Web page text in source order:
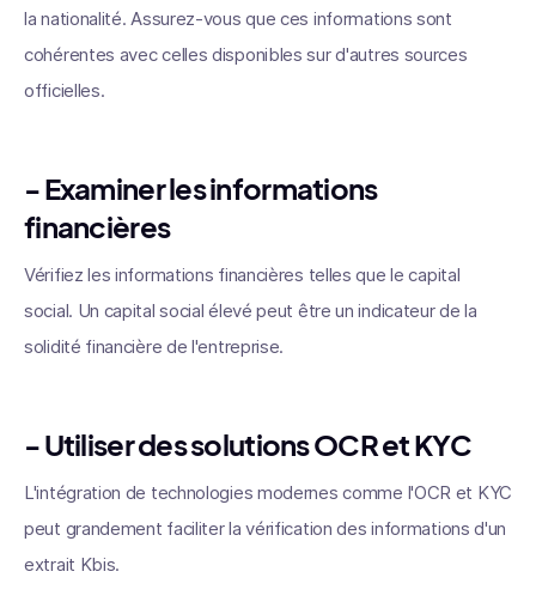
la nationalité. Assurez-vous que ces informations sont
cohérentes avec celles disponibles sur d'autres sources
officielles.
- Examiner les informations
financières
Vérifiez les informations financières telles que le capital
social. Un capital social élevé peut être un indicateur de la
solidité financière de l'entreprise.
- Utiliser des solutions OCR et KYC
L'intégration de technologies modernes comme l'OCR et KYC
peut grandement faciliter la vérification des informations d'un
extrait Kbis.